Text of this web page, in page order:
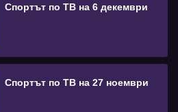
Спортът по ТВ на 6 декември
Спортът по ТВ на 27 ноември